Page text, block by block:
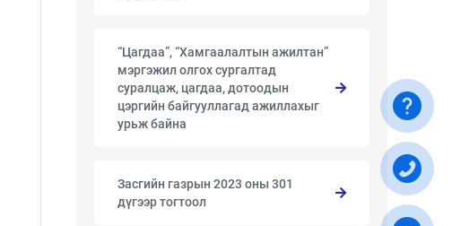
“Цагдаа”, “Хамгаалалтын ажилтан”
мэргэжил олгох сургалтад
суралцаж, цагдаа, дотоодын
цэргийн байгууллагад ажиллахыг
урьж байна
Засгийн газрын 2023 оны 301
дүгээр тогтоол